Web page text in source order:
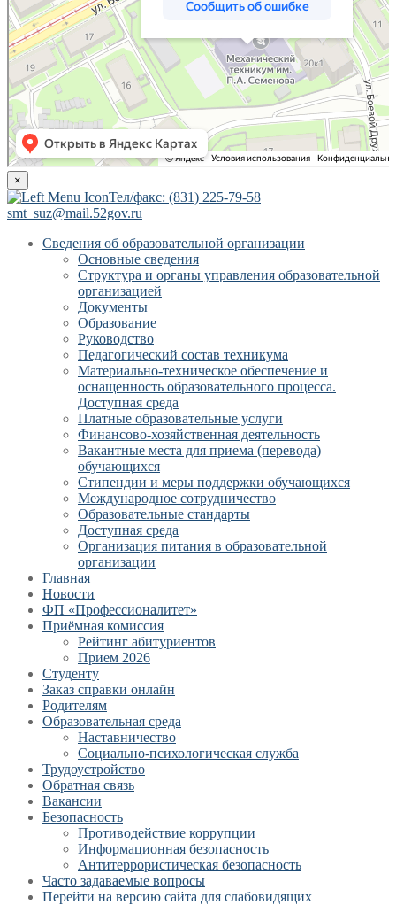
×
Тел/факс: (831) 225-79-58
smt_suz@mail.52gov.ru
Сведения об образовательной организации
Основные сведения
Структура и органы управления образовательной
организацией
Документы
Образование
Руководство
Педагогический состав техникума
Материально-техническое обеспечение и
оснащенность образовательного процесса.
Доступная среда
Платные образовательные услуги
Финансово-хозяйственная деятельность
Вакантные места для приема (перевода)
обучающихся
Стипендии и меры поддержки обучающихся
Международное сотрудничество
Образовательные стандарты
Доступная среда
Организация питания в образовательной
организации
Главная
Новости
ФП «Профессионалитет»
Приёмная комиссия
Рейтинг абитуриентов
Прием 2026
Студенту
Заказ справки онлайн
Родителям
Образовательная среда
Наставничество
Социально-психологическая служба
Трудоустройство
Обратная связь
Вакансии
Безопасность
Противодействие коррупции
Информационная безопасность
Антитеррористическая безопасность
Часто задаваемые вопросы
Перейти на версию сайта для слабовидящих